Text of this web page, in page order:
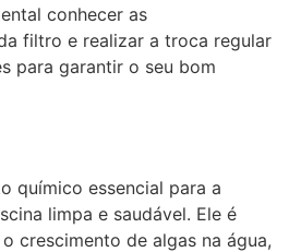
conhecer as
filtro e realizar a troca regular
para garantir o seu bom
químico essencial para a
limpa e saudável. Ele é
crescimento de algas na água,